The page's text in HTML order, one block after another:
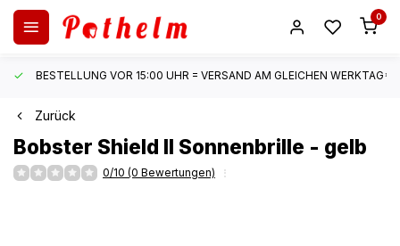
0
BESTELLUNG VOR 15:00 UHR = VERSAND AM GLEICHEN WERKTAG*
Zurück
Bobster Shield II Sonnenbrille - gelb
0/10 (0 Bewertungen)